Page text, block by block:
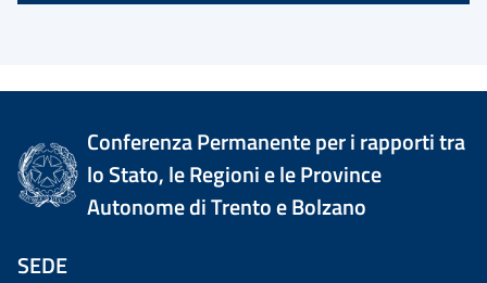
Conferenza Permanente per i rapporti tra
lo Stato, le Regioni e le Province
Autonome di Trento e Bolzano
SEDE